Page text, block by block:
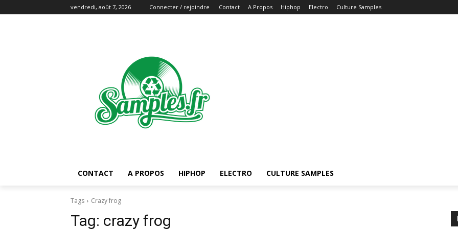
vendredi, août 7, 2026 Connecter / rejoindre Contact A Propos Hiphop Electro Culture Samples
CONTACT A PROPOS HIPHOP ELECTRO CULTURE SAMPLES
Tags Crazy frog
Tag: crazy frog